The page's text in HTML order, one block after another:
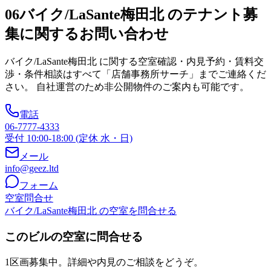
06バイク/LaSante梅田北 のテナント募
集に関するお問い合わせ
バイク/LaSante梅田北 に関する空室確認・内見予約・賃料交
渉・条件相談はすべて「店舗事務所サーチ」までご連絡くだ
さい。 自社運営のため非公開物件のご案内も可能です。
電話
06-7777-4333
受付 10:00-18:00 (定休 水・日)
メール
info@geez.ltd
フォーム
空室問合せ
バイク/LaSante梅田北 の空室を問合せる
このビルの空室に問合せる
1区画募集中。詳細や内見のご相談をどうぞ。